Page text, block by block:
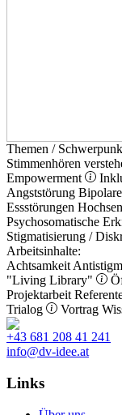
Themen /
Stimmenhören
Empowerment
Angststörung
Essstörungen
Psychosomatische
Stigmatisierung /
Arbeitsinhalte:
Achtsamkeit
"Living Library"
Projektarbeit
Trialog
Vortrag
+43 681 208 41 241
info@dv-idee.at
Links